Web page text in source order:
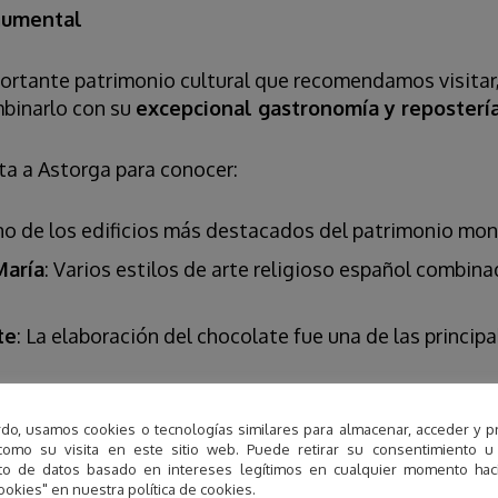
patrimonio cultural que recomendamos
con su excepcional gastronomía y
a Astorga para conocer:
de los edificios más destacados del patrimonio
: Varios estilos de arte religioso español
: La elaboración del chocolate fue una de las
informéis de otras actividades regulares que
usamos cookies o tecnologías similares para almacenar, acceder y
su visita en este sitio web. Puede retirar su consentimiento
de datos basado en intereses legítimos en cualquier momento
en nuestra política de cookies.